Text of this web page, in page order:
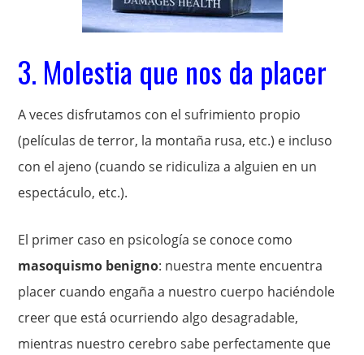
3. Molestia que nos da placer
A veces disfrutamos con el sufrimiento propio
(películas de terror, la montaña rusa, etc.) e incluso
con el ajeno (cuando se ridiculiza a alguien en un
espectáculo, etc.).
El primer caso en psicología se conoce como
masoquismo benigno: nuestra mente encuentra
placer cuando engaña a nuestro cuerpo haciéndole
creer que está ocurriendo algo desagradable,
mientras nuestro cerebro sabe perfectamente que